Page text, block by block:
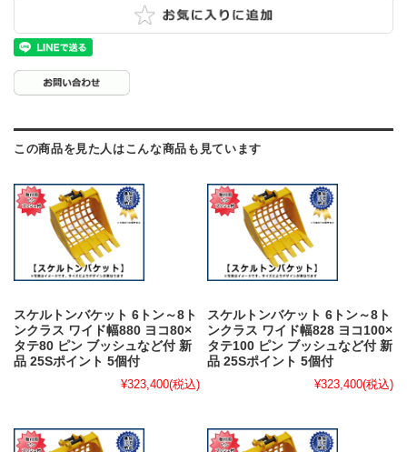
この商品を見た人はこんな商品も見ています
スケルトンバケット 6トン～8ト
ンクラス ワイド幅880 ヨコ80×
タテ80 ピン ブッシュなど付 新
品 25Sポイント 5個付
¥323,400(税込)
スケルトンバケット 6トン～8ト
ンクラス ワイド幅828 ヨコ100×
タテ100 ピン ブッシュなど付 新
品 25Sポイント 5個付
¥323,400(税込)